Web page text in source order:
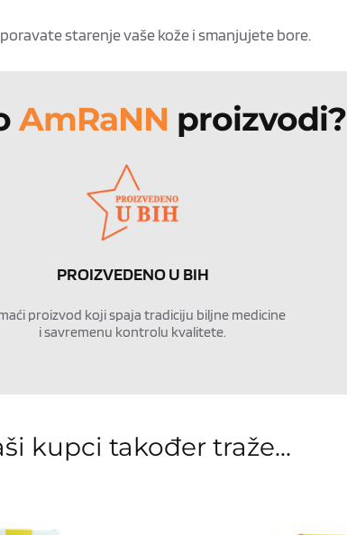
starenje vaše kože i smanjujete bore.
AmRaNN proizvodi?
PROIZVEDENO U BIH
proizvod koji spaja tradiciju biljne medicine
i savremenu kontrolu kvalitete.
kupci također traže...